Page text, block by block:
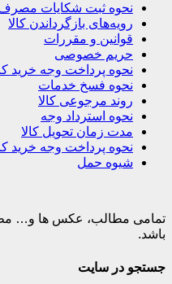
نحوه ثبت شکایات مصرف
رویه‌های بازگرداندن کالا
قوانین و مقررات
حریم خصوصی
نحوه پرداخت وجه خرید
نحوه فسخ خدمات
روند مرجوعی کالا
نحوه استرداد وجه
مدت زمان تحویل کالا
نحوه پرداخت وجه خرید
شیوه حمل
تمامی مطالب، عکس ها و…
باشد.
جستجو در سایت